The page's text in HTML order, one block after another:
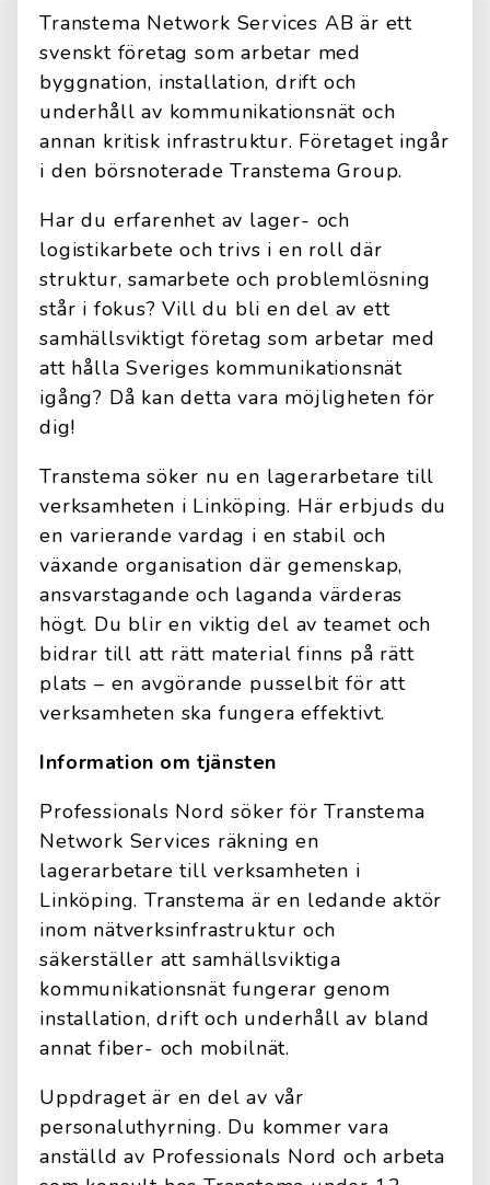
Transtema Network Services AB är ett
svenskt företag som arbetar med
byggnation, installation, drift och
underhåll av kommunikationsnät och
annan kritisk infrastruktur. Företaget ingår
i den börsnoterade Transtema Group.
Har du erfarenhet av lager- och
logistikarbete och trivs i en roll där
struktur, samarbete och problemlösning
står i fokus? Vill du bli en del av ett
samhällsviktigt företag som arbetar med
att hålla Sveriges kommunikationsnät
igång? Då kan detta vara möjligheten för
dig!
Transtema söker nu en lagerarbetare till
verksamheten i Linköping. Här erbjuds du
en varierande vardag i en stabil och
växande organisation där gemenskap,
ansvarstagande och laganda värderas
högt. Du blir en viktig del av teamet och
bidrar till att rätt material finns på rätt
plats – en avgörande pusselbit för att
verksamheten ska fungera effektivt.
Information om tjänsten
Professionals Nord söker för Transtema
Network Services räkning en
lagerarbetare till verksamheten i
Linköping. Transtema är en ledande aktör
inom nätverksinfrastruktur och
säkerställer att samhällsviktiga
kommunikationsnät fungerar genom
installation, drift och underhåll av bland
annat fiber- och mobilnät.
Uppdraget är en del av vår
personaluthyrning. Du kommer vara
anställd av Professionals Nord och arbeta